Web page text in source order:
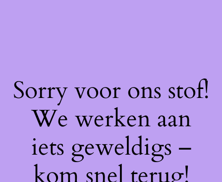
Sorry voor ons stof!
We werken aan
iets geweldigs –
kom snel terug!